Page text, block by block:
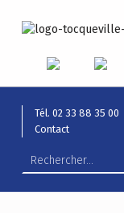
Tél. 02 33 88 35 00
Contact